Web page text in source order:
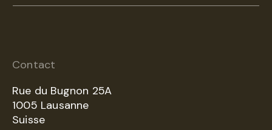
Contact
Rue du Bugnon 25A
1005 Lausanne
Suisse